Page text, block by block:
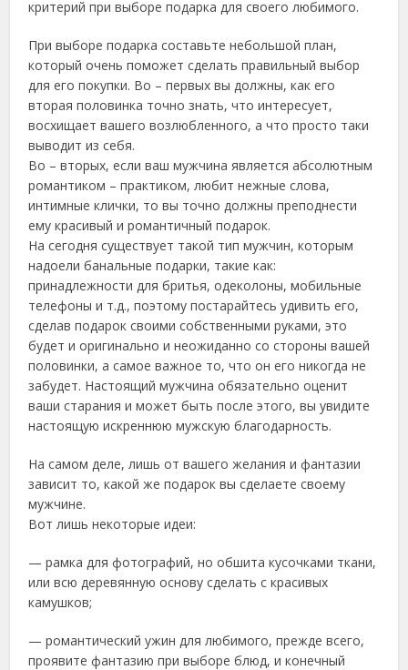
критерий при выборе подарка для своего любимого.
При выборе подарка составьте небольшой план,
который очень поможет сделать правильный выбор
для его покупки. Во – первых вы должны, как его
вторая половинка точно знать, что интересует,
восхищает вашего возлюбленного, а что просто таки
выводит из себя.
Во – вторых, если ваш мужчина является абсолютным
романтиком – практиком, любит нежные слова,
интимные клички, то вы точно должны преподнести
ему красивый и романтичный подарок.
На сегодня существует такой тип мужчин, которым
надоели банальные подарки, такие как:
принадлежности для бритья, одеколоны, мобильные
телефоны и т.д., поэтому постарайтесь удивить его,
сделав подарок своими собственными руками, это
будет и оригинально и неожиданно со стороны вашей
половинки, а самое важное то, что он его никогда не
забудет. Настоящий мужчина обязательно оценит
ваши старания и может быть после этого, вы увидите
настоящую искреннюю мужскую благодарность.
На самом деле, лишь от вашего желания и фантазии
зависит то, какой же подарок вы сделаете своему
мужчине.
Вот лишь некоторые идеи:
— рамка для фотографий, но обшита кусочками ткани,
или всю деревянную основу сделать с красивых
камушков;
— романтический ужин для любимого, прежде всего,
проявите фантазию при выборе блюд, и конечный